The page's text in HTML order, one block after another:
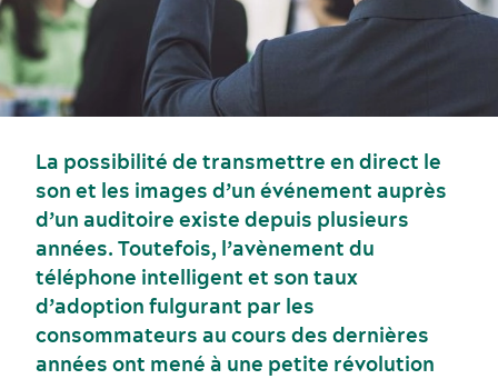
Gastronomie et services alimentaires
Événements sportifs
La possibilité de transmettre en direct le
son et les images d’un événement auprès
d’un auditoire existe depuis plusieurs
années. Toutefois, l’avènement du
téléphone intelligent et son taux
d’adoption fulgurant par les
consommateurs au cours des dernières
années ont mené à une petite révolution